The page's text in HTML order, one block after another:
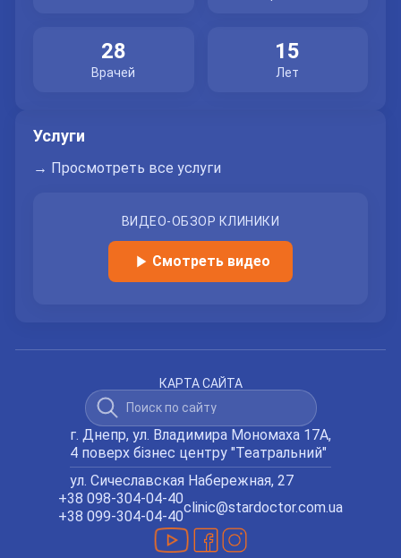
сохранить активность и улучшить качество жизни
даже при хронических венозных заболеваниях.
28
Врачей
15
Лет
Услуги
→ Просмотреть все услуги
ВИДЕО-ОБЗОР КЛИНИКИ
Смотреть видео
КАРТА САЙТА
г. Днепр, ул. Владимира Мономаха 17А,
4 поверх бізнес центру "Театральний"
ул. Сичеславская Набережная, 27
+38 098-304-04-40
+38 099-304-04-40
clinic@stardoctor.com.ua
Мы в YouTube
Мы в Facebook
Мы в Instagram